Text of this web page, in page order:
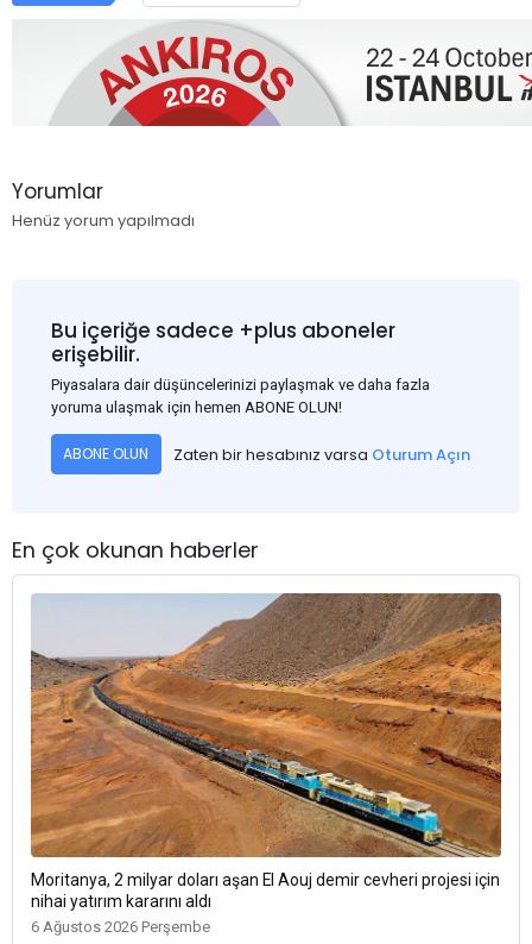
Yorumlar
Henüz yorum yapılmadı
Bu içeriğe sadece +plus aboneler
erişebilir.
Piyasalara dair düşüncelerinizi paylaşmak ve daha fazla
yoruma ulaşmak için hemen ABONE OLUN!
ABONE OLUN Zaten bir hesabınız varsa Oturum Açın
En çok okunan haberler
Moritanya, 2 milyar doları aşan El Aouj demir cevheri projesi için
nihai yatırım kararını aldı
6 Ağustos 2026 Perşembe